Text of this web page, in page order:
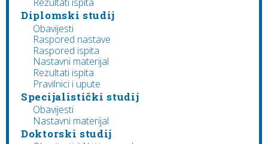
Diplomski studij
Obavijesti
Raspored nastave
Raspored ispita
Nastavni materijal
Rezultati ispita
Pravilnici i upute
Specijalistički studij
Obavijesti
Nastavni materijal
Doktorski studij